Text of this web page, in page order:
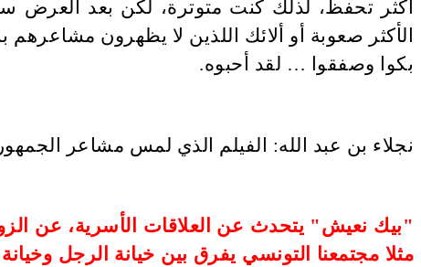
أكثر تحفظ، لذلك كنت متوترة، لكن بعد العرض
الأكثر صعوبة أو ألائك اللذين لا يظهرون
بكوا وصفقوا … لقد أحبوه.
"بيك نعيش" يتحدث عن العلاقات الأسرية، عن
مثلا مجتمعنا التونسي يفرق بين خيانة الرجل